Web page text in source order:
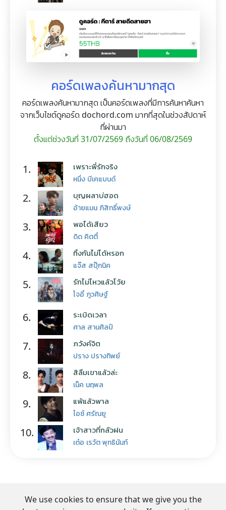
คอร์ดเพลงค้นหามากสุด
คอร์ดเพลงค้นหามากสุด เป็นคอร์ดเพลงที่มีการค้นหาค้นหา
จากเว็บไซต์ดูคอร์ด dochord.com มากที่สุดในช่วงสัปดาห์
ที่ผ่านมา
ตั้งแต่ช่วงวันที่ 31/07/2569 ถึงวันที่ 06/08/2569
1. เพราะพี่รักจริง
หนึ่ง บีเคแบนด์
2. บุญผลาบ่ฮอด
อ้ายแมน ภิสิทธิ์พงษ์
3. พอได้เสียว
ดิด คิตตี้
4. ทิ้งกันไม่ได้หรอก
แจ๊ส สปุ๊กนิค
5. รักไม่ไหวแล้วโว้ย
โจอี้ ภูวศิษฐ์
6. ระเบิดเวลา
ศาล สานศิลป์
7. ภวังค์จิต
ปราง ปรางทิพย์
8. สิลืมเขาแล้วล่ะ
เน็ค นฤพล
9. แพ้แล้วพาล
ไอซ์ ศรัณยู
10. เจ้าสาวที่กลัวฝน
เต๋อ เรวัต พุทธินันท์
We use cookies to ensure that we give you the